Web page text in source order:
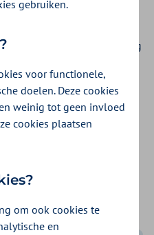
Bij Zilveren Kruis krijgt u
Met deze aanpassing
en uit. Denk aan een
gebruiken.
voor functionele,
doelen. Deze cookies
weinig tot geen invloed
cookies plaatsen
om ook cookies te
en